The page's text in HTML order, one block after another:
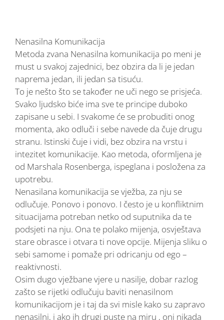
Nenasilna Komunikacija
Metoda zvana Nenasilna komunikacija po meni je
must u svakoj zajednici, bez obzira da li je jedan
naprema jedan, ili jedan sa tisuću.
To je nešto što se također ne uči nego se prisjeća.
Svako ljudsko biće ima sve te principe duboko
zapisane u sebi. I svakome će se probuditi onog
momenta, ako odluči i sebe navede da čuje drugu
stranu. Istinski čuje i vidi, bez obzira na vrstu i
intezitet komunikacije. Kao metoda, oformljena je
od Marshala Rosenberga, ispeglana i posložena za
upotrebu.
Nenasilana komunikacija se vježba, za nju se
odlučuje. Ponovo i ponovo. I često je u konfliktnim
situacijama potreban netko od suputnika da te
podsjeti na nju. Ona te polako mijenja, osvještava
stare obrasce i otvara ti nove opcije. Mijenja sliku o
sebi samome i pomaže pri odricanju od ego –
reaktivnosti.
Osim dugo vježbane vjere u nasilje, dobar razlog
zašto se rijetki odlučuju baviti nenasilnom
komunikacijom je i taj da svi misle kako su zapravo
nenasilni, i ako ih drugi puste na miru , oni nikada